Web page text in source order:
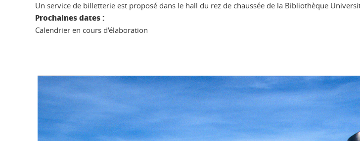
Un service de billetterie est proposé dans le hall du rez de chaussée de la Bibliothèque
Prochaines dates :
Calendrier en cours d'élaboration